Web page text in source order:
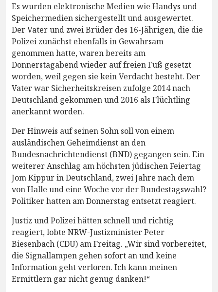
Es wurden elektronische Medien wie Handys und
Speichermedien sichergestellt und ausgewertet.
Der Vater und zwei Brüder des 16-Jährigen, die die
Polizei zunächst ebenfalls in Gewahrsam
genommen hatte, waren bereits am
Donnerstagabend wieder auf freien Fuß gesetzt
worden, weil gegen sie kein Verdacht besteht. Der
Vater war Sicherheitskreisen zufolge 2014 nach
Deutschland gekommen und 2016 als Flüchtling
anerkannt worden.
Der Hinweis auf seinen Sohn soll von einem
ausländischen Geheimdienst an den
Bundesnachrichtendienst (BND) gegangen sein. Ein
weiterer Anschlag am höchsten jüdischen Feiertag
Jom Kippur in Deutschland, zwei Jahre nach dem
von Halle und eine Woche vor der Bundestagswahl?
Politiker hatten am Donnerstag entsetzt reagiert.
Justiz und Polizei hätten schnell und richtig
reagiert, lobte NRW-Justizminister Peter
Biesenbach (CDU) am Freitag. „Wir sind vorbereitet,
die Signallampen gehen sofort an und keine
Information geht verloren. Ich kann meinen
Ermittlern gar nicht genug danken!“